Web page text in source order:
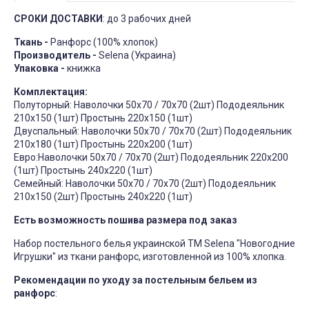
СРОКИ ДОСТАВКИ: до 3 рабочих дней
Ткань - Ранфорс (100% хлопок)
Производитель - Selena (Украина)
Упаковка - книжка
Комплектация:
Полуторный: Наволочки 50х70 / 70х70 (2шт) Пододеяльник
210х150 (1шт) Простынь 220х150 (1шт)
Двуспальный: Наволочки 50х70 / 70х70 (2шт) Пододеяльник
210х180 (1шт) Простынь 220х200 (1шт)
Евро:Наволочки 50х70 / 70х70 (2шт) Пододеяльник 220х200
(1шт) Простынь 240х220 (1шт)
Семейный: Наволочки 50х70 / 70х70 (2шт) Пододеяльник
210х150 (2шт) Простынь 240х220 (1шт)
Есть возможность пошива размера под заказ
Набор постельного белья украинской ТМ Selena "Новогодние
Игрушки" из ткани ранфорс, изготовленной из 100% хлопка.
Рекомендации по уходу за постельным бельем из
ранфорс: